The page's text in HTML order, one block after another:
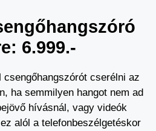
6.999.-
csengőhangszórót cserélni az
ha semmilyen hangot nem ad
hívásnál, vagy videók
alól a telefonbeszélgetéskor